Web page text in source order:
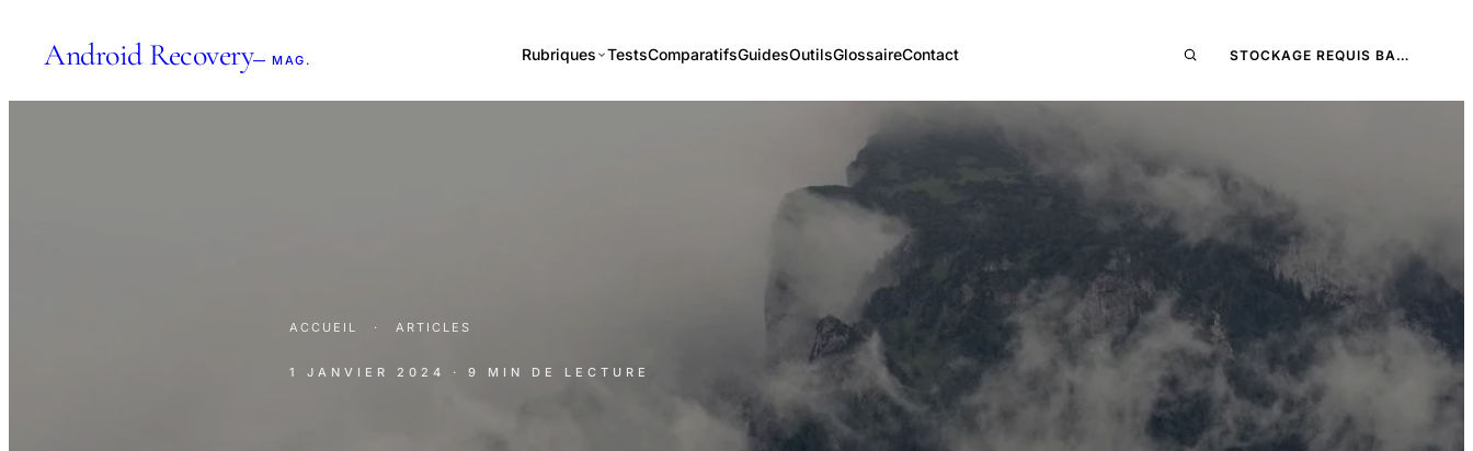
Android Recovery— MAG. Rubriques TestsComparatifsGuidesOutilsGlossaireContact STOCKAGE REQUIS BA…
ACCUEIL · ARTICLES
1 JANVIER 2024 · 9 MIN DE LECTURE